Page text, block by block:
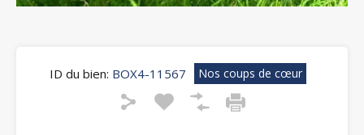
ID du bien: BOX4-11567 Nos coups de cœur